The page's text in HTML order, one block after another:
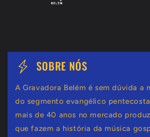
C
SOBRE NÓS
A Gravadora Belém é sem dúvida a
do segmento evangélico
mais de 40 anos no mercado
que fazem a história da música